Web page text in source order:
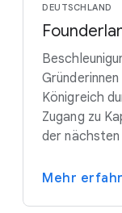
DEUTSCHLAND
Königreich
Zugang zu
der
Mehr